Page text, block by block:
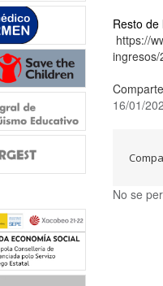
Resto
https://
16/01/
No se